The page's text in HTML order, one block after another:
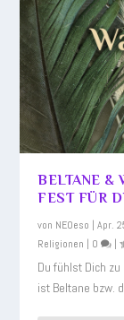
BELTANE &
FEST FÜR
von NEOeso |Apr.
Religionen | 0 |
Du fühlst Dich
ist Beltane bzw.